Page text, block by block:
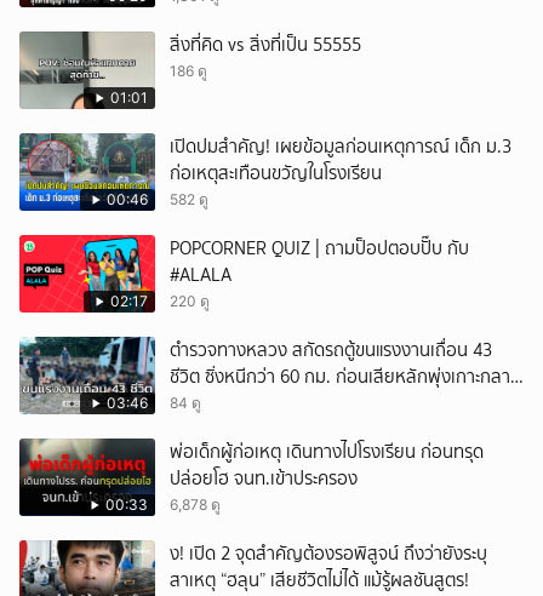
01:01
สิ่งที่คิด vs สิ่งที่เป็น 55555
186 ดู
00:46
เปิดปมสำคัญ! เผยข้อมูลก่อนเหตุการณ์ เด็ก ม.3
ก่อเหตุสะเทือนขวัญในโรงเรียน
582 ดู
02:17
POPCORNER QUIZ | ถามป็อปตอบปั๊บ กับ
#ALALA
220 ดู
03:46
ตำรวจทางหลวง สกัดรถตู้ขนแรงงานเถื่อน 43
ชีวิต ซิ่งหนีกว่า 60 กม. ก่อนเสียหลักพุ่งเกาะกลาง
ถนน
84 ดู
00:33
พ่อเด็กผู้ก่อเหตุ เดินทางไปโรงเรียน ก่อนทรุด
ปล่อยโฮ จนท.เข้าประครอง
6,878 ดู
ึ้ง! เปิด 2 จุดสำคัญต้องรอพิสูจน์ ถึงว่ายังระบุ
สาเหตุ “ฮลุน” เสียชีวิตไม่ได้ แม้รู้ผลชันสูตร!